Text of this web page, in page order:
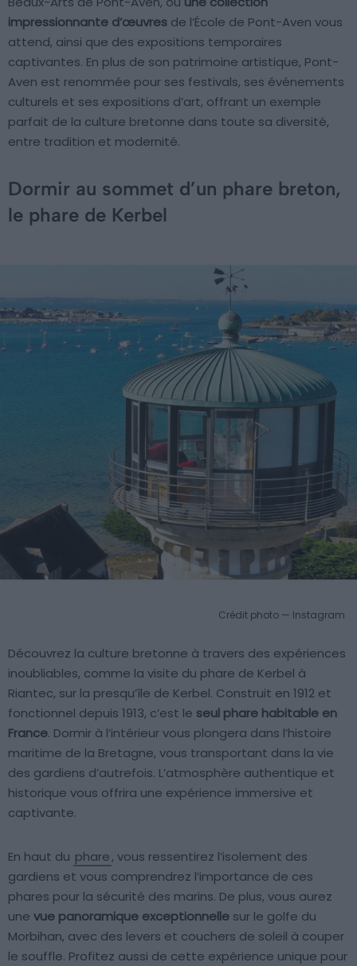
impressionnante d’œuvres de l’École de Pont-Aven vous
attend, ainsi que des expositions temporaires
captivantes. En plus de son patrimoine artistique, Pont-
Aven est renommée pour ses festivals, ses événements
culturels et ses expositions d’art, offrant un exemple
parfait de la culture bretonne dans toute sa diversité,
entre tradition et modernité.
Dormir au sommet d’un phare breton,
le phare de Kerbel
Crédit photo — Instagram
Découvrez la culture bretonne à travers des expériences
inoubliables, comme la visite du phare de Kerbel à
Riantec, sur la presqu’île de Kerbel. Construit en 1912 et
fonctionnel depuis 1913, c’est le seul phare habitable en
France. Dormir à l’intérieur vous plongera dans l’histoire
maritime de la Bretagne, vous transportant dans la vie
des gardiens d’autrefois. L’atmosphère authentique et
historique vous offrira une expérience immersive et
captivante.
En haut du phare, vous ressentirez l’isolement des
gardiens et vous comprendrez l’importance de ces
phares pour la sécurité des marins. De plus, vous aurez
une vue panoramique exceptionnelle sur le golfe du
Morbihan, avec des levers et couchers de soleil à couper
le souffle. Profitez aussi de cette expérience unique pour